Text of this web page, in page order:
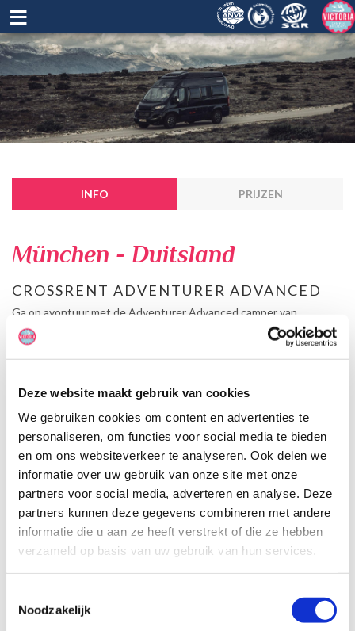
Deze website maakt gebruik van cookies
We gebruiken cookies om content en advertenties te
personaliseren, om functies voor social media te bieden
en om ons websiteverkeer te analyseren. Ook delen we
informatie over uw gebruik van onze site met onze
partners voor social media, adverteren en analyse. Deze
partners kunnen deze gegevens combineren met andere
informatie die u aan ze heeft verstrekt of die ze hebben
verzameld op basis van uw gebruik van hun services.
Noodzakelijk
≡
INFO PRIJZEN
München - Duitsland
CROSSRENT ADVENTURER ADVANCED
Ga op avontuur met de Adventurer Advanced camper van
CROSSRENT! Deze ruime campervan biedt plaats aan maar liefst
vier personen en is uitgerust met een compacte keuken en
badkamer. Perfect voor een onvergetelijke camperreis!